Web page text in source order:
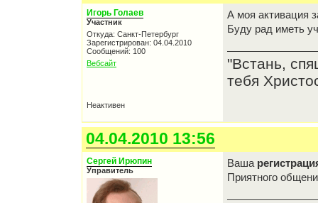
Игорь Голаев
Участник
Откуда: Санкт-Петербург
Зарегистрирован: 04.04.2010
Сообщений: 100
Вебсайт
А моя активация
Буду рад иметь
"Встань,
тебя
Неактивен
04.04.2010 13:56
Сергей Ирюпин
Управитель
Ваша
Приятного